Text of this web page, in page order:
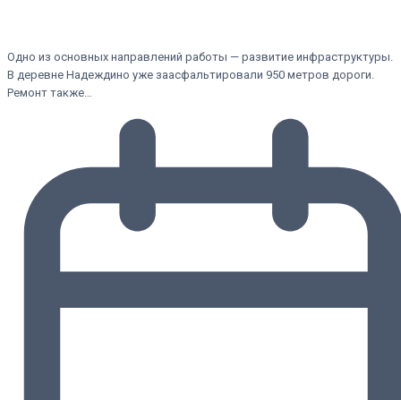
Одно из основных направлений работы — развитие инфраструктуры.
В деревне Надеждино уже заасфальтировали 950 метров дороги.
Ремонт также…